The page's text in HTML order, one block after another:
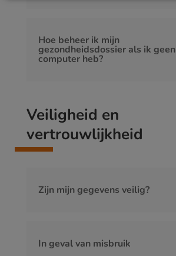
Hoe beheer ik mijn
gezondheidsdossier als ik geen
computer heb?
Veiligheid en
vertrouwlijkheid
Zijn mijn gegevens veilig?
In geval van misbruik